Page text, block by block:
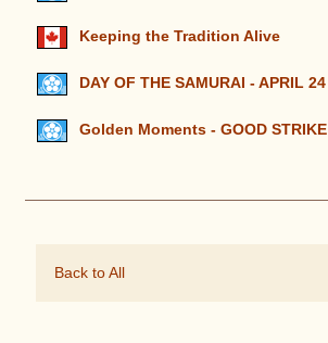
Keeping the Tradition Alive
DAY OF THE SAMURAI - APRIL 24
Golden Moments - GOOD STRIKE
Back to All